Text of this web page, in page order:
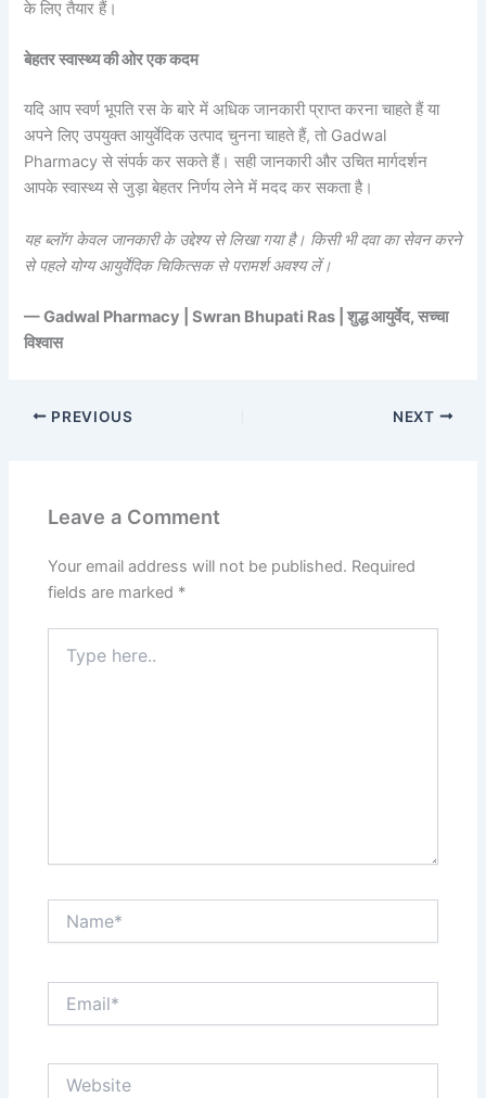
के लिए तैयार हैं।
बेहतर स्वास्थ्य की ओर एक कदम
यदि आप स्वर्ण भूपति रस के बारे में अधिक जानकारी प्राप्त करना चाहते हैं या
अपने लिए उपयुक्त आयुर्वेदिक उत्पाद चुनना चाहते हैं, तो Gadwal
Pharmacy से संपर्क कर सकते हैं। सही जानकारी और उचित मार्गदर्शन
आपके स्वास्थ्य से जुड़ा बेहतर निर्णय लेने में मदद कर सकता है।
यह ब्लॉग केवल जानकारी के उद्देश्य से लिखा गया है। किसी भी दवा का सेवन करने
से पहले योग्य आयुर्वेदिक चिकित्सक से परामर्श अवश्य लें।
— Gadwal Pharmacy | Swran Bhupati Ras | शुद्ध आयुर्वेद, सच्चा
विश्वास
PREVIOUS NEXT
Leave a Comment
Your email address will not be published. Required
fields are marked *
here..